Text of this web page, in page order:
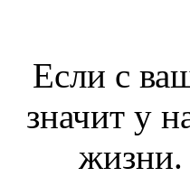
Если с
значит у
жизни.